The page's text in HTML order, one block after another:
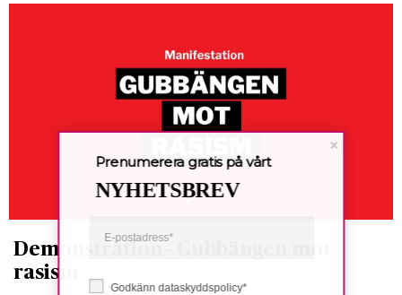
Demonstration - Gubbängen mot
rasism
Godkänn dataskyddspolicy*
Prenumerera gratis på vårt
NYHETSBREV